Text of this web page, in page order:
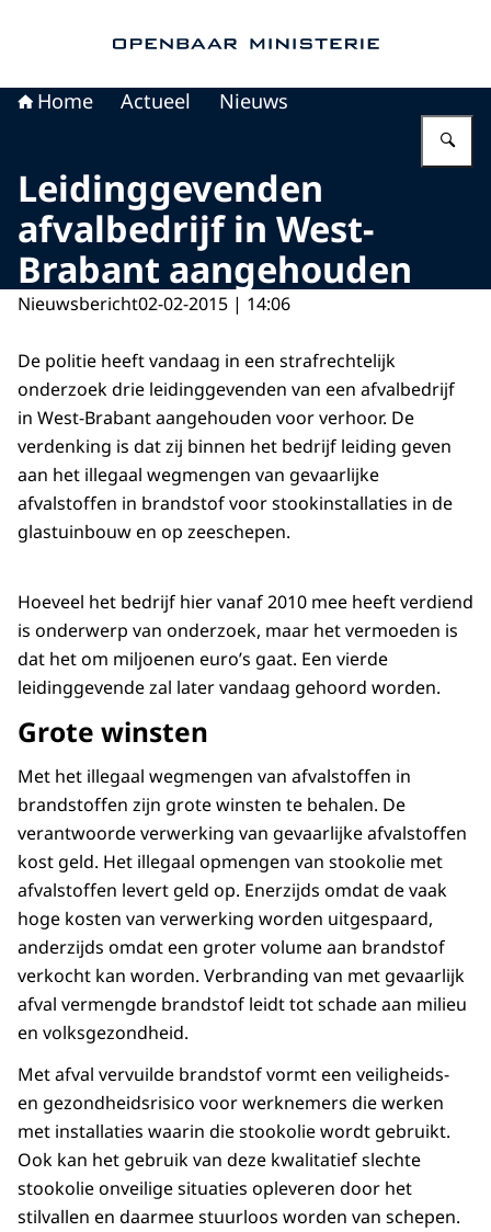
Home Actueel Nieuws
Leidinggevenden
afvalbedrijf in West-
Brabant aangehouden
Nieuwsbericht02-02-2015 | 14:06
De politie heeft vandaag in een strafrechtelijk
onderzoek drie leidinggevenden van een afvalbedrijf
in West-Brabant aangehouden voor verhoor. De
verdenking is dat zij binnen het bedrijf leiding geven
aan het illegaal wegmengen van gevaarlijke
afvalstoffen in brandstof voor stookinstallaties in de
glastuinbouw en op zeeschepen.
Hoeveel het bedrijf hier vanaf 2010 mee heeft verdiend
is onderwerp van onderzoek, maar het vermoeden is
dat het om miljoenen euro’s gaat. Een vierde
leidinggevende zal later vandaag gehoord worden.
Grote winsten
Met het illegaal wegmengen van afvalstoffen in
brandstoffen zijn grote winsten te behalen. De
verantwoorde verwerking van gevaarlijke afvalstoffen
kost geld. Het illegaal opmengen van stookolie met
afvalstoffen levert geld op. Enerzijds omdat de vaak
hoge kosten van verwerking worden uitgespaard,
anderzijds omdat een groter volume aan brandstof
verkocht kan worden. Verbranding van met gevaarlijk
afval vermengde brandstof leidt tot schade aan milieu
en volksgezondheid.
Met afval vervuilde brandstof vormt een veiligheids-
en gezondheidsrisico voor werknemers die werken
met installaties waarin die stookolie wordt gebruikt.
Ook kan het gebruik van deze kwalitatief slechte
stookolie onveilige situaties opleveren door het
stilvallen en daarmee stuurloos worden van schepen.